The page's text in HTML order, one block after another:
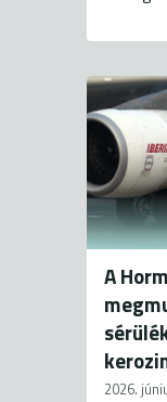
A
2026.